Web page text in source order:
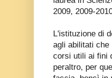
2009, 2009-
L'istituzione di
agli abilitati
corsi utili ai fini
peraltro, per